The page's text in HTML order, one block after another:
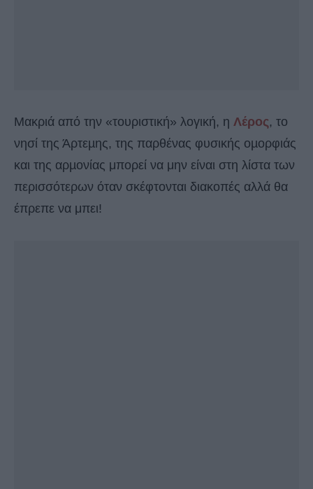
Μακριά από την «τουριστική» λογική, η Λέρος, το
νησί της Άρτεµης, της παρθένας φυσικής οµορφιάς
και της αρµονίας μπορεί να μην είναι στη λίστα των
περισσότερων όταν σκέφτονται διακοπές αλλά θα
έπρεπε να μπει!